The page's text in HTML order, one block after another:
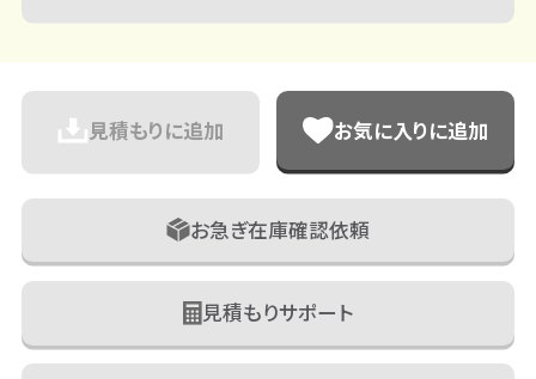
見積もりに追加 お気に入りに追加
お急ぎ在庫確認依頼
見積もりサポート